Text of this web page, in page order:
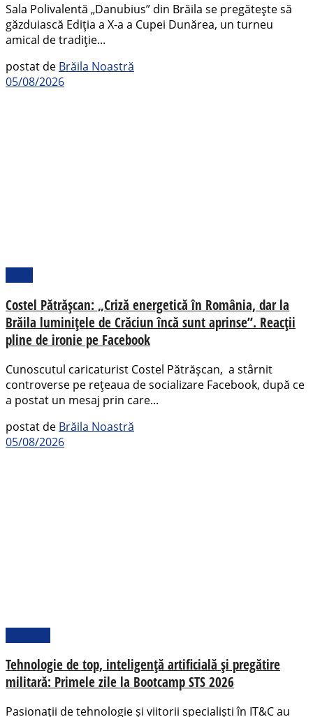
Sala Polivalentă „Danubius” din Brăila se pregătește să
găzduiască Ediția a X-a a Cupei Dunărea, un turneu
amical de tradiție...
postat de Brăila Noastră
05/08/2026
Costel Pătrășcan: „Criză energetică în România, dar la
Brăila luminițele de Crăciun încă sunt aprinse”. Reacții
pline de ironie pe Facebook
Cunoscutul caricaturist Costel Pătrășcan, a stârnit
controverse pe rețeaua de socializare Facebook, după ce
a postat un mesaj prin care...
postat de Brăila Noastră
05/08/2026
Tehnologie de top, inteligență artificială și pregătire
militară: Primele zile la Bootcamp STS 2026
Pasionații de tehnologie și viitorii specialiști în IT&C au